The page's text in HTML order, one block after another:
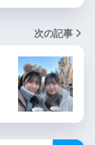
次の記事